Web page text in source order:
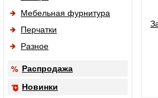
Мебельная фурнитура
Перчатки
Разное
Распродажа
Новинки